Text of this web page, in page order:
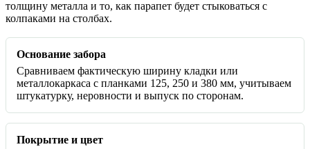
толщину металла и то, как парапет будет стыковаться с
колпаками на столбах.
Основание забора
Сравниваем фактическую ширину кладки или
металлокаркаса с планками 125, 250 и 380 мм, учитываем
штукатурку, неровности и выпуск по сторонам.
Покрытие и цвет